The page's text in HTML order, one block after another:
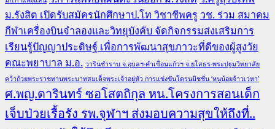
ม.รังสิต เปิดรับสมัครนักศึกษาป.โท วิชาชีพครู วช. ร่วม สมาคม
กีฬาเครื่องบินจำลองและวิทยุบังคับ จัดกิจกรรมส่งเสริมการ
เรียนรู้ปัญญาประดิษฐ์ เพื่อการพัฒนาสุขภาวะที่ดีของผู้สูงวัย
คณะพยาบาล ม.อ. วารินชำราบ จ.อุบลฯ-คำเขื่อนแก้วฯ จ.ยโสธร-พระปฐมวิทยาลัย
คว้าถ้วยพระราชทานพระบาทสมเด็จพระเจ้าอยู่หัว การแข่งขันโดรนมิชชั่น ‘หนูน้อยจ้าวเวหา’
ศ.พญ.ดารินทร์ ซอโสตถิกุล หน.โครงการสอนเด็ก
เจ็บป่วยเรื้อรัง รพ.จุฬาฯ ส่งมอบความสุขให้ถึงที่..